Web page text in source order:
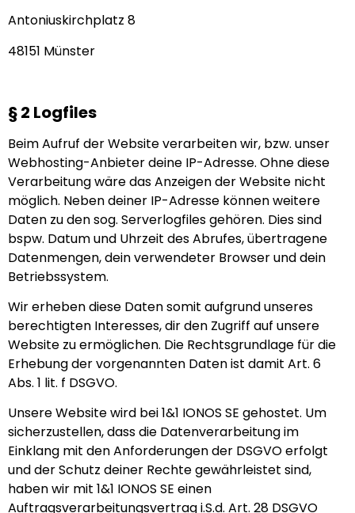
Antoniuskirchplatz 8
48151 Münster
§ 2 Logfiles
Beim Aufruf der Website verarbeiten wir, bzw. unser
Webhosting-Anbieter deine IP-Adresse. Ohne diese
Verarbeitung wäre das Anzeigen der Website nicht
möglich. Neben deiner IP-Adresse können weitere
Daten zu den sog. Serverlogfiles gehören. Dies sind
bspw. Datum und Uhrzeit des Abrufes, übertragene
Datenmengen, dein verwendeter Browser und dein
Betriebssystem.
Wir erheben diese Daten somit aufgrund unseres
berechtigten Interesses, dir den Zugriff auf unsere
Website zu ermöglichen. Die Rechtsgrundlage für die
Erhebung der vorgenannten Daten ist damit Art. 6
Abs. 1 lit. f DSGVO.
Unsere Website wird bei 1&1 IONOS SE gehostet. Um
sicherzustellen, dass die Datenverarbeitung im
Einklang mit den Anforderungen der DSGVO erfolgt
und der Schutz deiner Rechte gewährleistet sind,
haben wir mit 1&1 IONOS SE einen
Auftragsverarbeitungsvertrag i.S.d. Art. 28 DSGVO